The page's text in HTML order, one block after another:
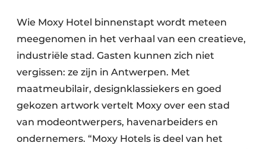
Wie Moxy Hotel binnenstapt wordt meteen
meegenomen in het verhaal van een creatieve,
industriële stad. Gasten kunnen zich niet
vergissen: ze zijn in Antwerpen. Met
maatmeubilair, designklassiekers en goed
gekozen artwork vertelt Moxy over een stad
van modeontwerpers, havenarbeiders en
ondernemers. “Moxy Hotels is deel van het